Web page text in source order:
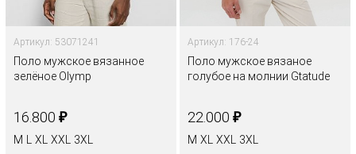
Артикул: 53071241
Поло мужское вязанное
зелёное Olymp
16.800 ₽
M XL XXL 3XL
Артикул: 176-24
Поло мужское вязаное
голубое на молнии Gtatude
22.000 ₽
M XL XXL 3XL